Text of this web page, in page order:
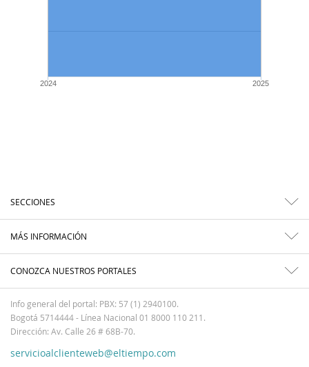
2024 2025
SECCIONES
MÁS INFORMACIÓN
CONOZCA NUESTROS PORTALES
Info general del portal: PBX: 57 (1) 2940100.
Bogotá 5714444 - Línea Nacional 01 8000 110 211.
Dirección: Av. Calle 26 # 68B-70.
servicioalclienteweb@eltiempo.com